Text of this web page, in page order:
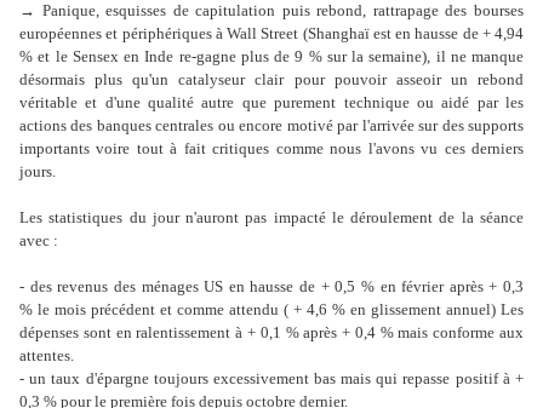
→ Panique, esquisses de capitulation puis rebond, rattrapage des bourses
européennes et périphériques à Wall Street (Shanghaï est en hausse de + 4,94
% et le Sensex en Inde re-gagne plus de 9 % sur la semaine), il ne manque
désormais plus qu'un catalyseur clair pour pouvoir asseoir un rebond
véritable et d'une qualité autre que purement technique ou aidé par les
actions des banques centrales ou encore motivé par l'arrivée sur des supports
importants voire tout à fait critiques comme nous l'avons vu ces derniers
jours.
Les statistiques du jour n'auront pas impacté le déroulement de la séance
avec :
- des revenus des ménages US en hausse de + 0,5 % en février après + 0,3
% le mois précédent et comme attendu ( + 4,6 % en glissement annuel) Les
dépenses sont en ralentissement à + 0,1 % après + 0,4 % mais conforme aux
attentes.
- un taux d'épargne toujours excessivement bas mais qui repasse positif à +
0,3 % pour le première fois depuis octobre dernier.